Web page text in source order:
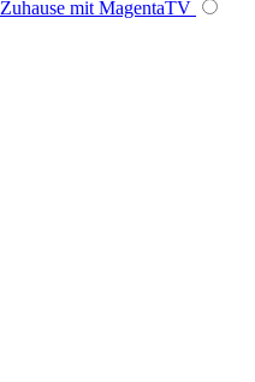
Zuhause mit MagentaTV